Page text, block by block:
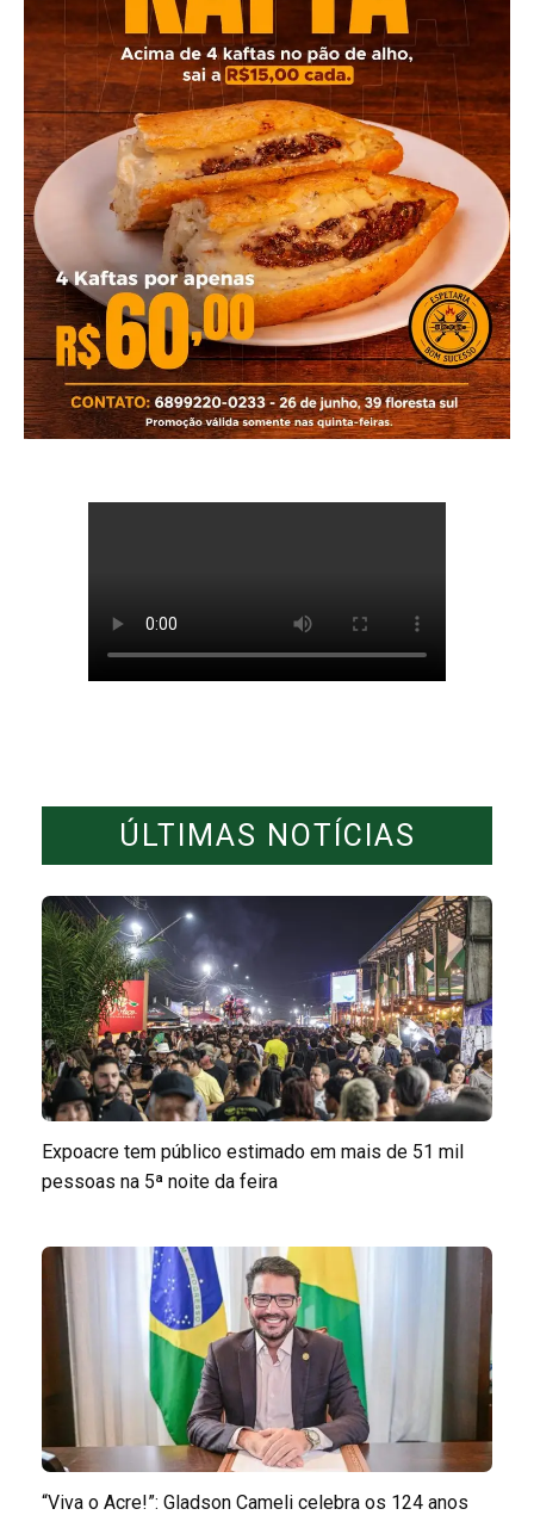
ÚLTIMAS NOTÍCIAS
Expoacre tem público estimado em mais de 51 mil
pessoas na 5ª noite da feira
“Viva o Acre!”: Gladson Cameli celebra os 124 anos